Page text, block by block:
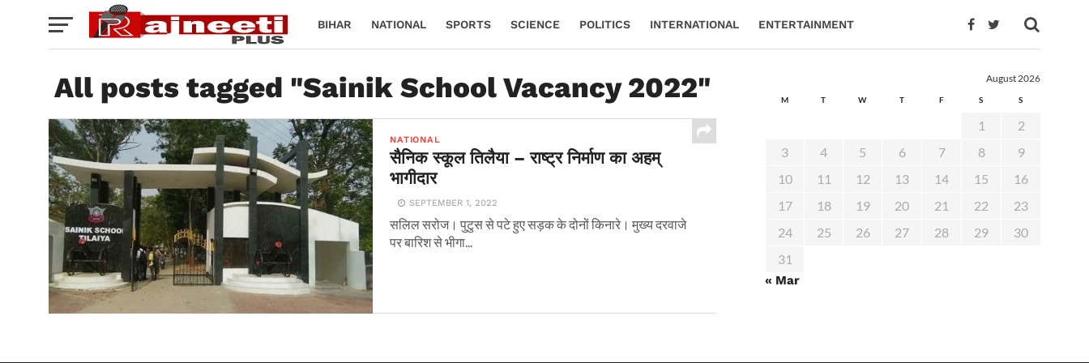
BIHAR NATIONAL SPORTS SCIENCE POLITICS INTERNATIONAL ENTERTAINMENT
All posts tagged "Sainik School Vacancy 2022"
NATIONAL
सैनिक स्कूल तिलैया – राष्ट्र निर्माण का अहम्
भागीदार
SEPTEMBER 1, 2022
सलिल सरोज। पुटुस से पटे हुए सड़क के दोनों किनारे। मुख्य दरवाजे
पर बारिश से भीगा...
August 2026
M T W T F S S
1
2
3
4 5 6 7 8
9
10
11 12 13 14 15
16
17
18 19 20 21 22
23
24
25 26 27 28 29
30
31
« Mar